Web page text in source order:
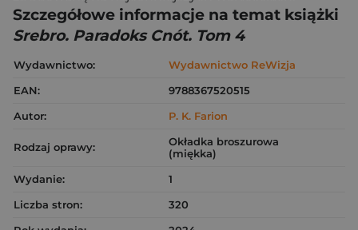
Szczegółowe informacje na temat książki
Srebro. Paradoks Cnót. Tom 4
Wydawnictwo:
Wydawnictwo ReWizja
EAN:
9788367520515
Autor:
P. K. Farion
Rodzaj oprawy:
Okładka broszurowa
(miękka)
Wydanie:
1
Liczba stron:
320